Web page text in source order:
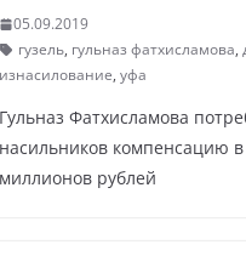
05.09.2019
гузель, гульназ фатхисламова,
изнасилование, уфа
Гульназ Фатхисламова
насильников компенсацию
миллионов рублей